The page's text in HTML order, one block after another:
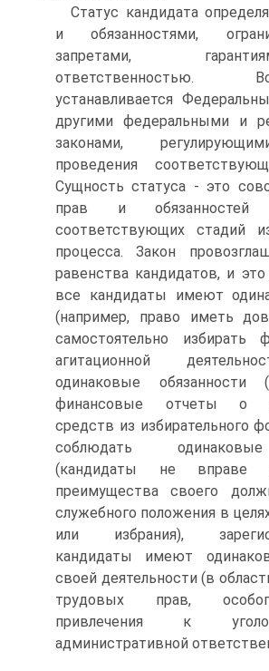
Статус кандидата
и обязанностями,
запретами,
устанавливается
другими федеральными и
законами,
проведения
Сущность статуса - это
прав и
соответствующих стадий
процесса. Закон
равенства кандидатов, и это
все кандидаты имеют
(например, право иметь
самостоятельно избирать
агитационной
одинаковые обязанности
финансовые отчеты о
средств из избирательного
соблюдать
(кандидаты не вправе
преимущества своего
служебного положения в
или избрания),
кандидаты имеют
своей деятельности (в
трудовых прав,
привлечения к
административной